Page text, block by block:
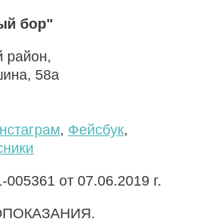
бор"
район,
58а
, Фейсбук,
от 07.06.2019 г.